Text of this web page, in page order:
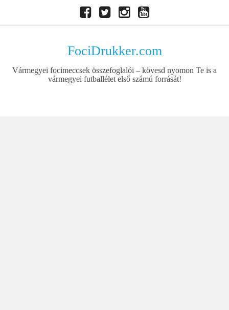
Facebook
TwitterInstagramYoutube
FociDrukker.com
Vármegyei focimeccsek összefoglalói – kövesd nyomon Te is a
vármegyei futballélet első számú forrását!